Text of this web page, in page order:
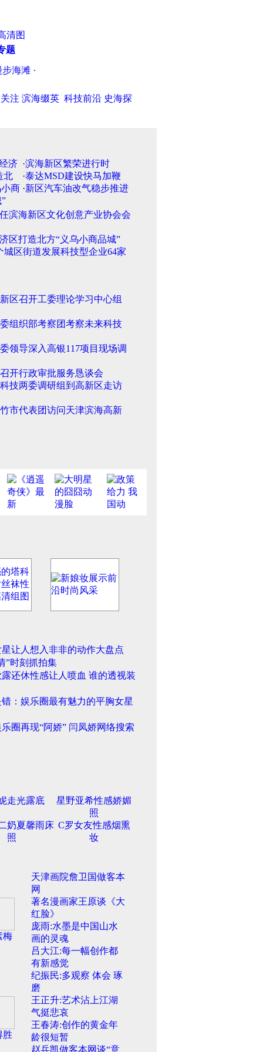
清图
题
·《天津市建设工程质量管理条例》9月1日起施行
注 滨海缀英 科技前沿 史海探
·滨海新区繁荣进行时
·泰达MSD建设快马加鞭
·新区汽车油改气稳步推进
滨海新区文化创意产业协会会
区打造北方“义乌小商品城”
城区街道发展科技型企业64家
区召开工委理论学习中心组
组织部考察团考察未来科技
领导深入高银117项目现场调
开行政审批服务恳谈会
技两委调研组到高新区走访
市代表团访问天津滨海高新
让人想入非非的动作大盘点
”时刻抓拍集
还休性感让人喷血 谁的透视装
：娱乐圈最有魅力的平胸女星
圈再现“阿娇” 闫凤娇网络搜索
走光露底
星野亚希性感娇媚
照
奶夏馨雨床
照
C罗女友性感烟熏
妆
梅
天津画院詹卫国做客本
网
著名漫画家王原谈《大
红脸》
庞雨:水墨是中国山水
画的灵魂
吕大江:每一幅创作都
有新感觉
胜
纪振民:多观察 体会 琢
磨
王正升:艺术沾上江湖
气挺悲哀
王春涛:创作的黄金年
龄很短暂
赵兵凯做客本网谈“意